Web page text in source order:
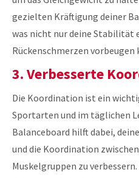
gezielten Kräftigung deiner
was nicht nur deine Stabilität
Rückenschmerzen vorbeugen
3. Verbesserte
Die Koordination ist ein
Sportarten und im täglichen
Balanceboard hilft dabei,
und die Koordination
Muskelgruppen zu